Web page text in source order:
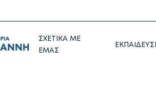
ΣΧΕΤΙΚΑ ΜΕ
ΕΜΑΣ